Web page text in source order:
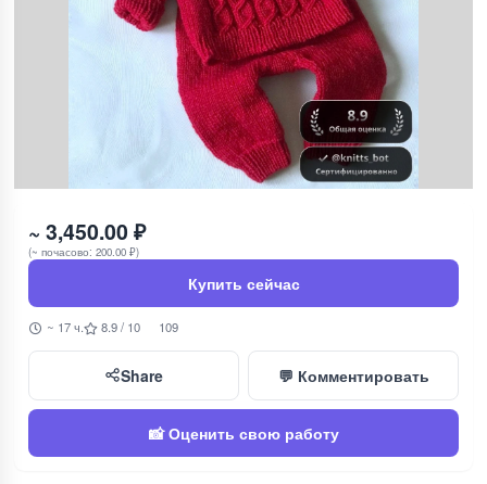
~ 3,450.00 ₽
(~ почасово: 200.00 ₽)
Купить сейчас
~ 17 ч. 8.9 / 10 109
Share 💬 Комментировать
📸 Оценить свою работу